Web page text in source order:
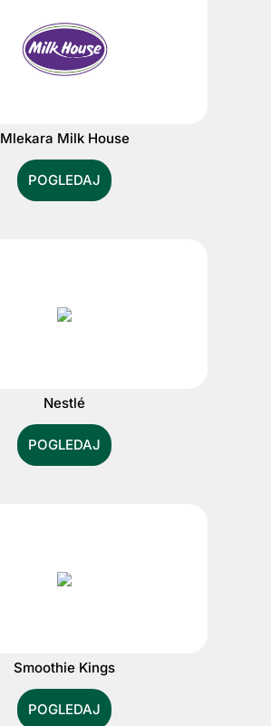
Mlekara Milk House
POGLEDAJ
Nestlé
POGLEDAJ
Smoothie Kings
POGLEDAJ